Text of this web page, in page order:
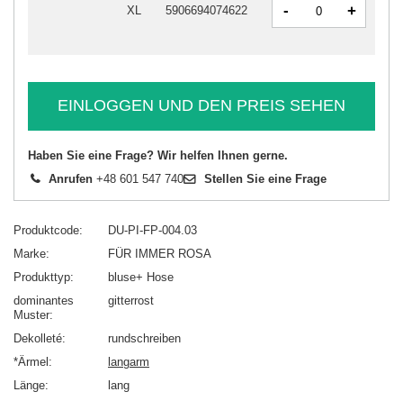
XL 5906694074622 - +
EINLOGGEN UND DEN PREIS SEHEN
Haben Sie eine Frage? Wir helfen Ihnen gerne.
Anrufen +48 601 547 740 Stellen Sie eine Frage
Produktcode
DU-PI-FP-004.03
Marke
FÜR IMMER ROSA
Produkttyp
bluse+ Hose
dominantes
Muster
gitterrost
Dekolleté
rundschreiben
*Ärmel
langarm
Länge
lang